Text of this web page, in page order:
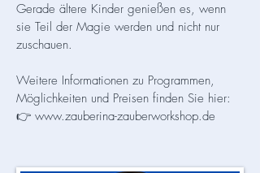
Gerade ältere Kinder genießen es, wenn
sie Teil der Magie werden und nicht nur
zuschauen.
Weitere Informationen zu Programmen,
Möglichkeiten und Preisen finden Sie hier:
👉 www.zauberina-zauberworkshop.de